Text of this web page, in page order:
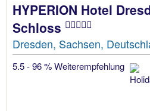
HYPERION Hotel
Schloss
Dresden, Sachsen,
5.5 - 96 % Weiterempfehlung